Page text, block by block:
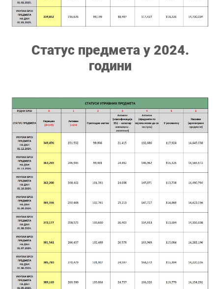
Статус предмета у 2024.
години